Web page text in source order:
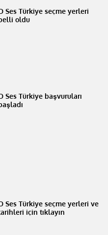
Ses Türkiye seçme yerleri
oldu
Ses Türkiye başvuruları
Ses Türkiye seçme yerleri ve
için tıklayın